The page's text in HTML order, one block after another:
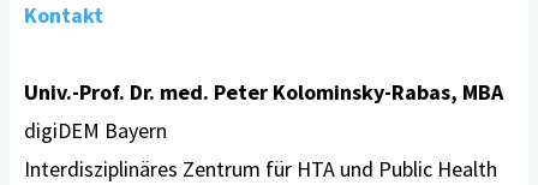
Kontakt
Univ.-Prof. Dr. med. Peter Kolominsky-Rabas, MBA
digiDEM Bayern
Interdisziplinäres Zentrum für HTA und Public Health